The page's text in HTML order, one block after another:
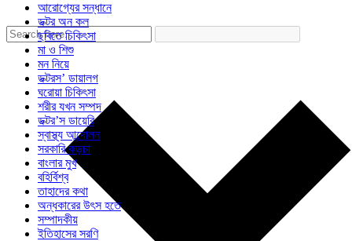
আরোগ্যের সন্ধানে
ডক্টর অন কল
ছবিতে চিকিৎসা
মা ও শিশু
মন নিয়ে
ডক্টরস’ ডায়ালগ
ঘরোয়া চিকিৎসা
শরীর যখন সম্পদ
ডক্টর’স ডায়েরি
স্বাস্থ্য আন্দোলন
সরকারি কড়চা
বাংলার মুখ
বহির্বিশ্ব
তাহাদের কথা
অন্ধকারের উৎস হতে
সম্পাদকীয়
ইতিহাসের সরণি